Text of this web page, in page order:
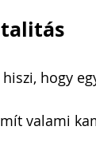
hogy
valami